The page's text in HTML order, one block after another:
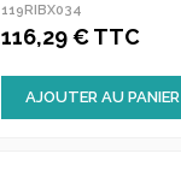
119RIBX034
116,29 € TTC
AJOUTER AU PANIER